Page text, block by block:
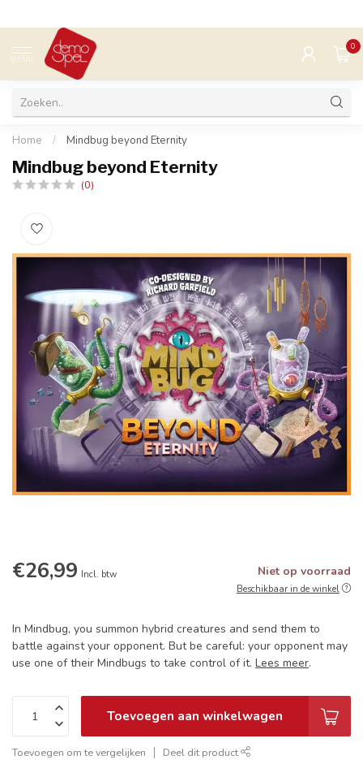
MENU
0
Home / Mindbug beyond Eternity
Mindbug beyond Eternity
(0)
€26,99 Incl. btw Niet op voorraad
Beschikbaar in de winkel
In Mindbug, you summon hybrid creatures and send them to
battle against your opponent. But be careful: your opponent may
use one of their Mindbugs to take control of it. Lees meer.
Toevoegen aan winkelwagen
Toevoegen om te vergelijken Deel dit product